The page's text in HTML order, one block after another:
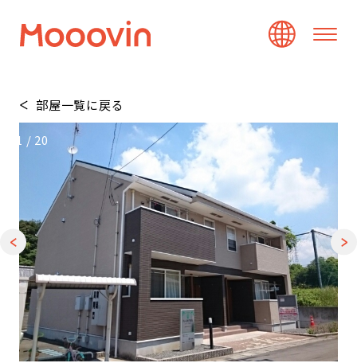
部屋一覧に戻る
1 / 20